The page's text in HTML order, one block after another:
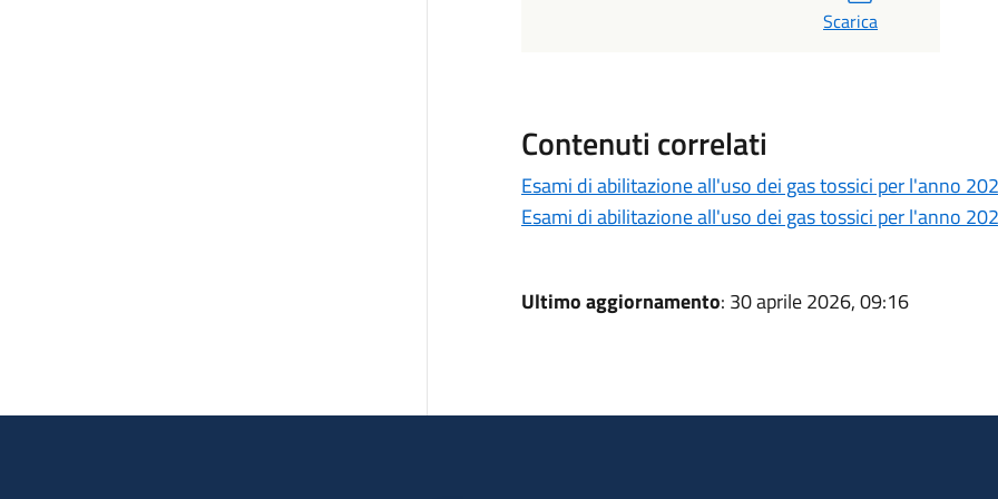
Scarica
Contenuti correlati
Esami di abilitazione all'uso dei gas tossici per l'anno
Esami di abilitazione all'uso dei gas tossici per l'anno
Ultimo aggiornamento: 30 aprile 2026, 09:16